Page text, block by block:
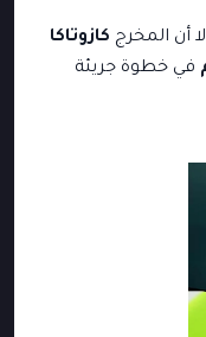
أن المخرج كازوتاكا
في خطوة جريئة